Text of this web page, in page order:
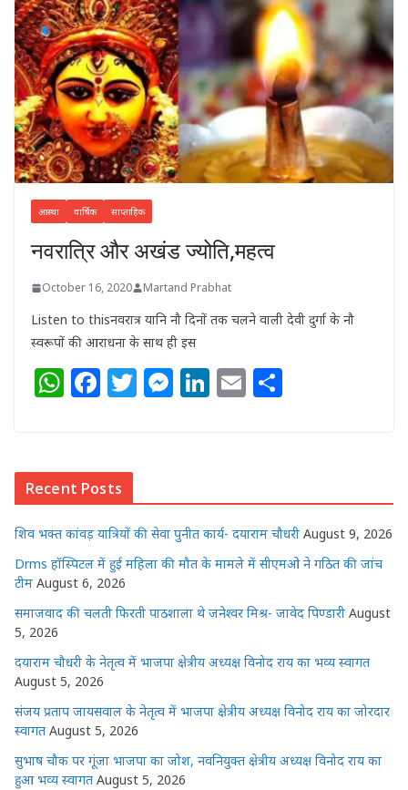
आस्था वार्षिक साप्ताहिक
नवरात्रि और अखंड ज्योति,महत्व
October 16, 2020 Martand Prabhat
Listen to thisनवरात्र यानि नौ दिनों तक चलने वाली देवी दुर्गा के नौ
स्वरूपों की आराधना के साथ ही इस
W
s
A
p
p
F
e
b
o
o
k
T
r
M
n
g
e
Li
dI
n
E
Recent Posts
शिव भक्त कांवड़ यात्रियों की सेवा पुनीत कार्य- दयाराम चौधरी August 9, 2026
Drms हॉस्पिटल में हुई महिला की मौत के मामले में सीएमओ ने गठित की जांच
टीम August 6, 2026
समाजवाद की चलती फिरती पाठशाला थे जनेश्वर मिश्र- जावेद पिण्डारी August
5, 2026
दयाराम चौधरी के नेतृत्व में भाजपा क्षेत्रीय अध्यक्ष विनोद राय का भव्य स्वागत
August 5, 2026
संजय प्रताप जायसवाल के नेतृत्व में भाजपा क्षेत्रीय अध्यक्ष विनोद राय का जोरदार
स्वागत August 5, 2026
सुभाष चौक पर गूंजा भाजपा का जोश, नवनियुक्त क्षेत्रीय अध्यक्ष विनोद राय का
हुआ भव्य स्वागत August 5, 2026